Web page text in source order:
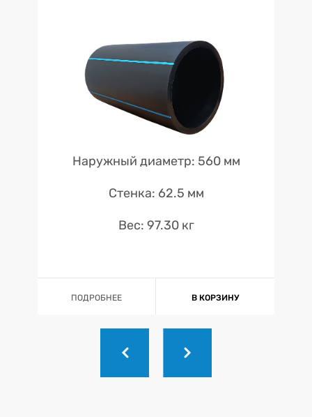
Наружный диаметр: 560 мм
Стенка: 62.5 мм
Вес: 97.30 кг
ПОДРОБНЕЕ В КОРЗИНУ